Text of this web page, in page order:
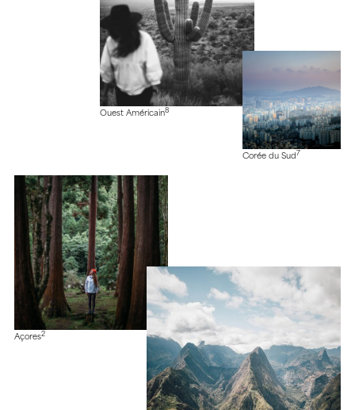
Ouest Américain8
Corée du Sud 7
Açores2